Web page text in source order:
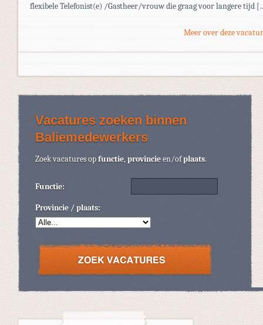
flexibele Telefonist(e) /Gastheer/vrouw die graag voor langere tijd
Meer over deze
Vacatures zoeken binnen
Baliemedewerkers
Zoek vacatures opfunctie,provincieen/ofplaats.
Functie:
Provincie / plaats: